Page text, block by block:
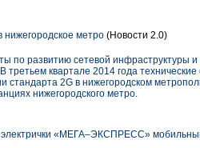
нижегородское метро (Новости 2.0)
развитию сетевой инфраструктуры и
третьем квартале 2014 года
стандарта 2G в нижегородском
нижегородского метро.
«МЕГА–ЭКСПРЕСС»